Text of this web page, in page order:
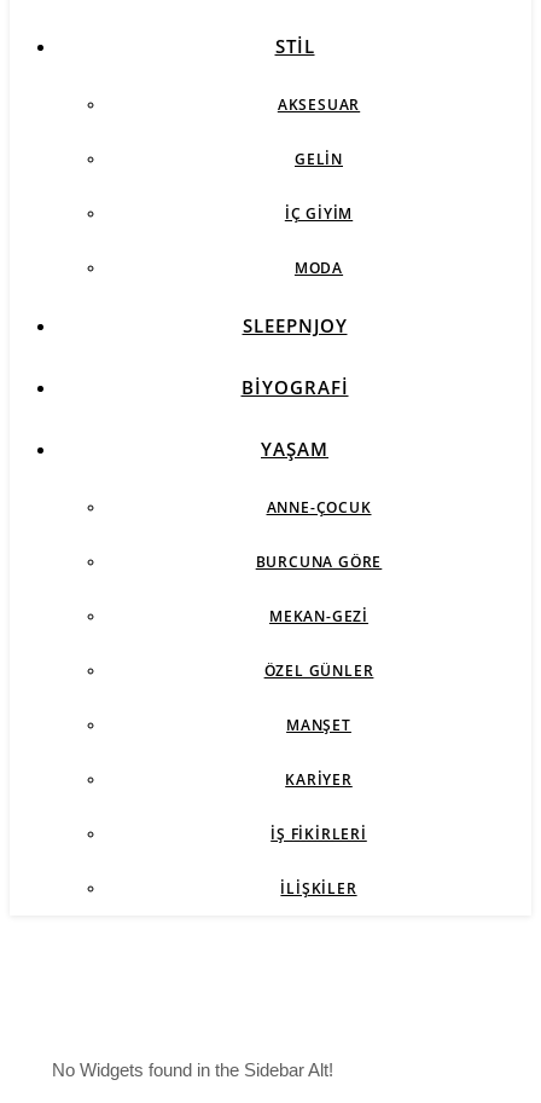
STIL
AKSESUAR
GELIN
İÇ GIYIM
MODA
SLEEPNJOY
BIYOGRAFI
YAŞAM
ANNE-ÇOCUK
BURCUNA GÖRE
MEKAN-GEZI
ÖZEL GÜNLER
MANŞET
KARIYER
İŞ FIKIRLERI
İLIŞKILER
No Widgets found in the Sidebar Alt!